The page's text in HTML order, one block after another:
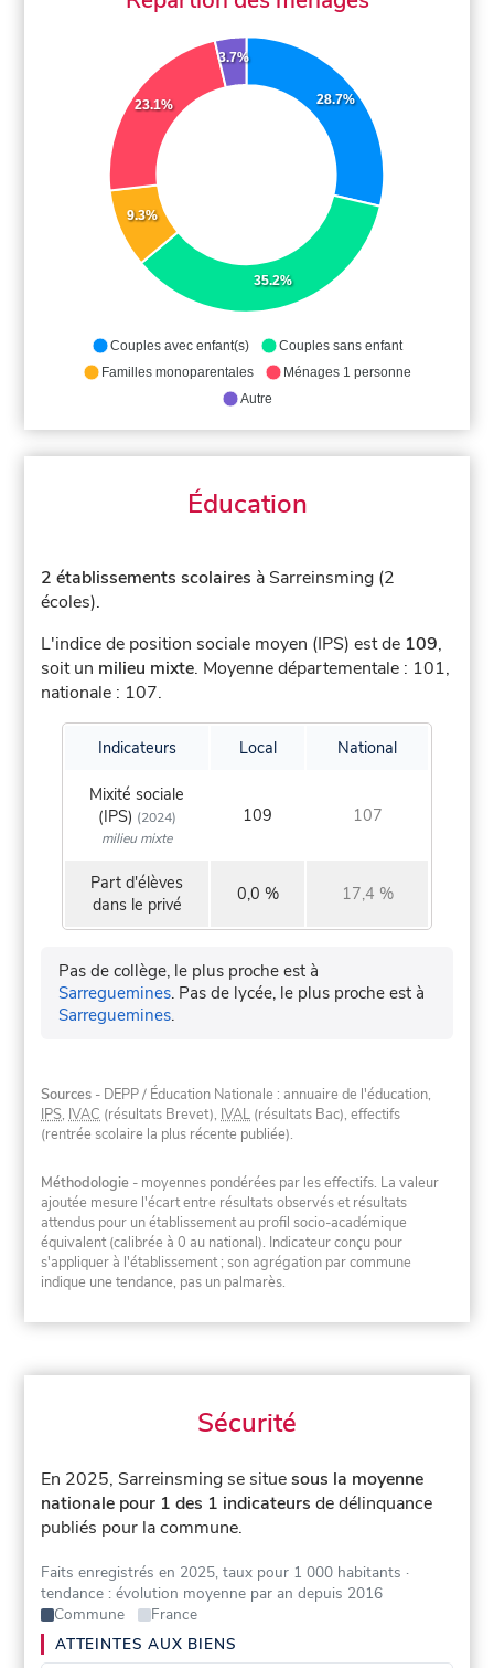
28.7%
35.2%
9.3%
23.1%
3.7%
Couples avec enfant(s)
Couples sans enfant
Familles monoparentales
Ménages 1 personne
Autre
Éducation
2 établissements scolaires à Sarreinsming (2
écoles).
L'indice de position sociale moyen (IPS) est de 109,
soit un milieu mixte. Moyenne départementale : 101,
nationale : 107.
Indicateurs Local National
Mixité sociale
(IPS) (2024)
milieu mixte
109 107
Part d'élèves
dans le privé
0,0 % 17,4 %
Pas de collège, le plus proche est à
Sarreguemines. Pas de lycée, le plus proche est à
Sarreguemines.
Sources - DEPP / Éducation Nationale : annuaire de l'éducation,
IPS, IVAC (résultats Brevet), IVAL (résultats Bac), effectifs
(rentrée scolaire la plus récente publiée).
Méthodologie - moyennes pondérées par les effectifs. La valeur
ajoutée mesure l'écart entre résultats observés et résultats
attendus pour un établissement au profil socio-académique
équivalent (calibrée à 0 au national). Indicateur conçu pour
s'appliquer à l'établissement ; son agrégation par commune
indique une tendance, pas un palmarès.
Sécurité
En 2025, Sarreinsming se situesous la moyenne
nationale pour 1 des 1 indicateurs de délinquance
publiés pour la commune.
Faits enregistrés en 2025, taux pour 1 000 habitants ·
tendance : évolution moyenne par an depuis 2016
Commune
France
ATTEINTES AUX BIENS